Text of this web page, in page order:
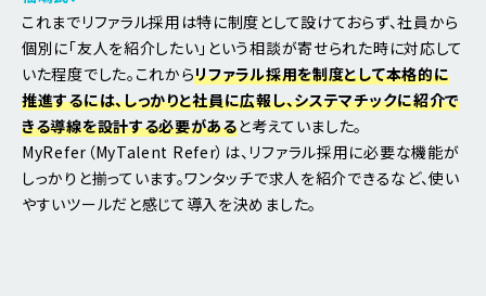
これまでリファラル採用は特に制度として設けておらず、社員から
個別に「友人を紹介したい」という相談が寄せられた時に対応して
いた程度でした。これからリファラル採用を制度として本格的に
推進するには、しっかりと社員に広報し、システマチックに紹介で
きる導線を設計する必要があると考えていました。
MyRefer（MyTalent Refer）は、リファラル採用に必要な機能が
しっかりと揃っています。ワンタッチで求人を紹介できるなど、使い
やすいツールだと感じて導入を決めました。